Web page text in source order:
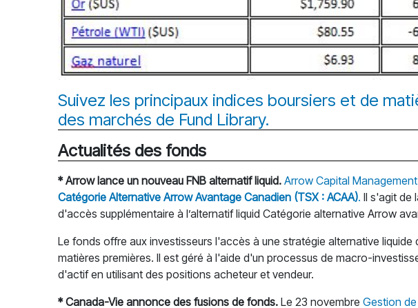
Suivez les principaux indices boursiers et de
des marchés de Fund Library.
Actualités des fonds
* Arrow lance un nouveau FNB alternatif liquid. Arrow Capital
Catégorie Alternative Arrow Avantage Canadien (TSX : ACAA). Il s'agit de
d'accès supplémentaire à l’alternatif liquid Catégorie alternative Arrow
Le fonds offre aux investisseurs l'accès à une stratégie alternative
matières premières. Il est géré à l'aide d'un processus de macro-
d'actif en utilisant des positions acheteur et vendeur.
* Canada-Vie annonce des fusions de fonds. Le 23 novembre Gestion